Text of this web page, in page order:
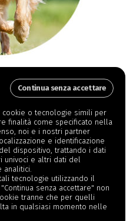
CANEContinua senza accettare
o tecnologie simili per
finalità come specificato nella
noi e i nostri partner
e identificazione
dispositivo, trattando i dati
univoci e altri dati del
tecnologie utilizzando il
senza accettare" non
tranne che per quelli
in qualsiasi momento nelle